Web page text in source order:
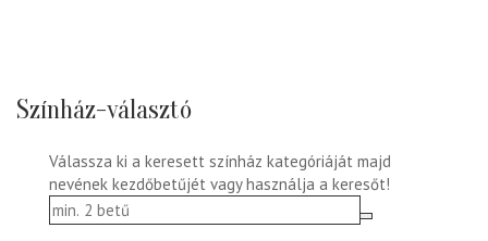
Színház-választó
Válassza ki a keresett színház kategóriáját majd
nevének kezdőbetűjét vagy használja a keresőt!